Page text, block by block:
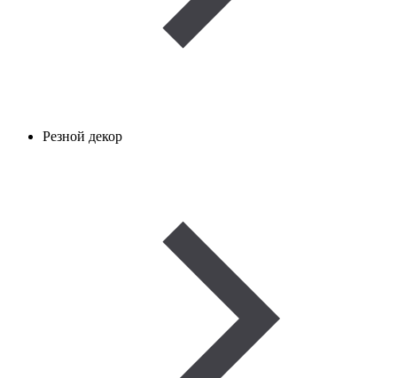
Резной декор